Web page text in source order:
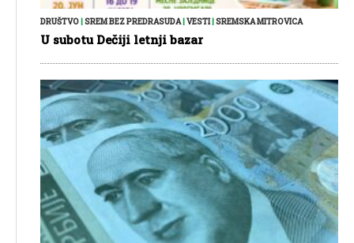
DRUŠTVO|SREM BEZ PREDRASUDA|VESTI|SREMSKA MITROVICA
U subotu Dečiji letnji bazar